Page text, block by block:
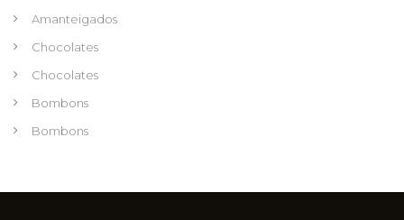
Amanteigados
Chocolates
Chocolates
Bombons
Bombons